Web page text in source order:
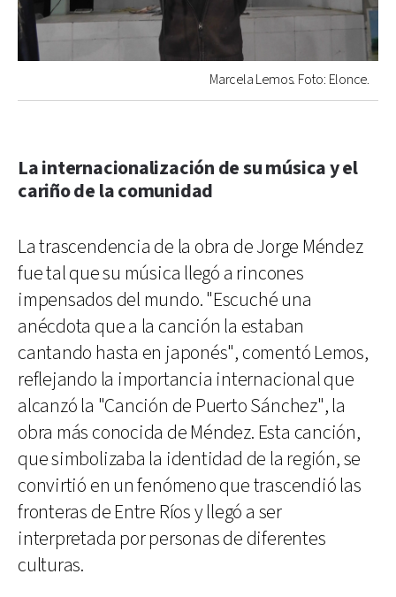
Marcela Lemos. Foto: Elonce.
La internacionalización de su música y el
cariño de la comunidad
La trascendencia de la obra de Jorge Méndez
fue tal que su música llegó a rincones
impensados del mundo. "Escuché una
anécdota que a la canción la estaban
cantando hasta en japonés", comentó Lemos,
reflejando la importancia internacional que
alcanzó la "Canción de Puerto Sánchez", la
obra más conocida de Méndez. Esta canción,
que simbolizaba la identidad de la región, se
convirtió en un fenómeno que trascendió las
fronteras de Entre Ríos y llegó a ser
interpretada por personas de diferentes
culturas.